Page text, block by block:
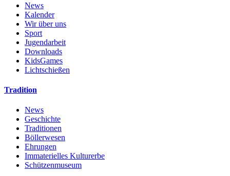
News
Kalender
Wir über uns
Sport
Jugendarbeit
Downloads
KidsGames
Lichtschießen
Tradition
News
Geschichte
Traditionen
Böllerwesen
Ehrungen
Immaterielles Kulturerbe
Schützenmuseum